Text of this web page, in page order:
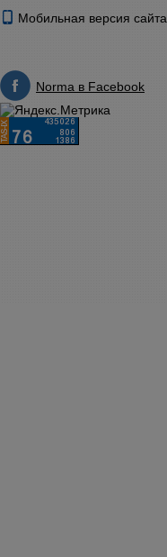
Мобильная версия сайта
Norma в Facebook